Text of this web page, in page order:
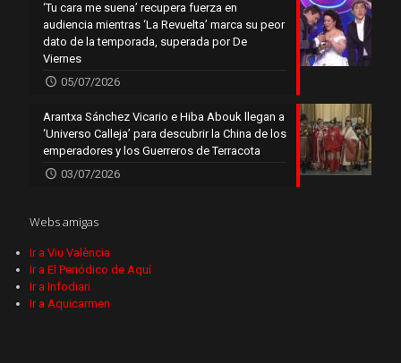
‘Tu cara me suena’ recupera fuerza en
audiencia mientras ‘La Revuelta’ marca su peor
dato de la temporada, superada por De
Viernes
05/07/2026
Arantxa Sánchez Vicario e Hiba Abouk llegan a
‘Universo Calleja’ para descubrir la China de los
emperadores y los Guerreros de Terracota
03/07/2026
Webs amigas
Ir a Viu València
Ir a El Periódico de Aquí
Ir a Infodiari
Ir a Aquicarmen